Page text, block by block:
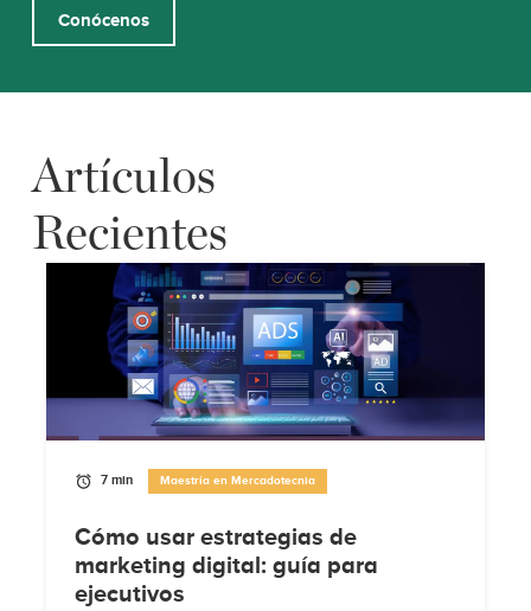
Conócenos
Artículos
Recientes
7 min Maestría en Mercadotecnia
Cómo usar estrategias de
marketing digital: guía para
ejecutivos